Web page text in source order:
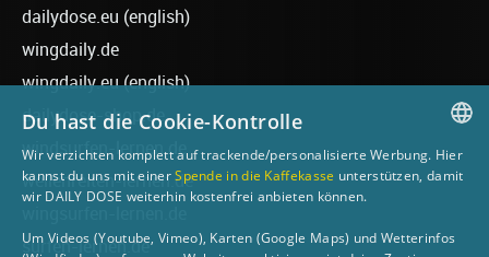
dailydose.eu (english)
wingdaily.de
wingdaily.eu(english)
dailydose-shop.de
windsurfen-lernen.de
wellenreiten-lernen.de
surfen-lernen.de
GERMAN
Du hast die Cookie-Kontrolle
Wir verzichten komplett auf trackende/personalisierte Werbung. Hier
kannst du uns mit einerSpende in die Kaffekasse unterstützen, damit
wir DAILY DOSE weiterhin kostenfrei anbieten können.
Um Videos (Youtube, Vimeo), Karten (Google Maps) und Wetterinfos